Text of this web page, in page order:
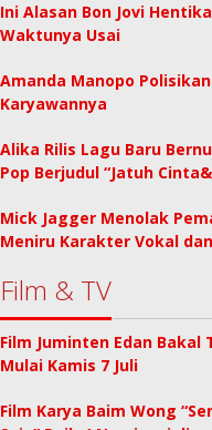
Ini Alasan Bon Jovi
Waktunya Usai
Amanda Manopo
Karyawannya
Alika Rilis Lagu Baru
Pop Berjudul “Jatuh
Mick Jagger Menolak
Meniru Karakter Vokal
Film & TV
Film Juminten Edan Bakal
Mulai Kamis 7 Juli
Film Karya Baim Wong